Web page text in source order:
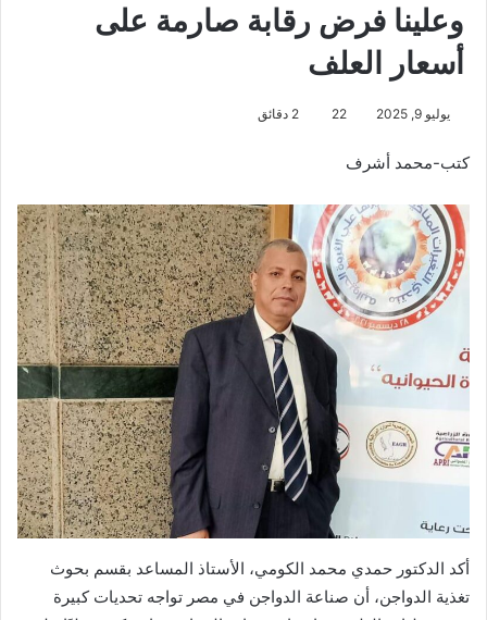
وعلينا فرض رقابة صارمة على
أسعار العلف
يوليو 9, 2025 22
كتب-محمد أشرف
أكد الدكتور حمدي محمد الكومي، الأستاذ المساعد بقسم بحوث
تغذية الدواجن، أن صناعة الدواجن في مصر تواجه تحديات كبيرة